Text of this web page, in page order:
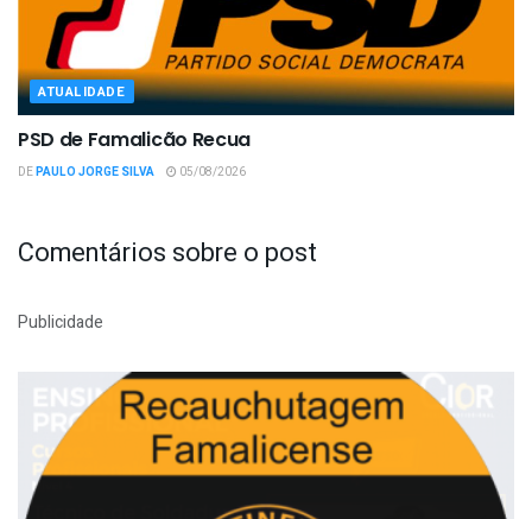
ATUALIDADE
PSD de Famalicão Recua
DEPAULO JORGE SILVA 05/08/2026
Comentários sobre o post
Publicidade